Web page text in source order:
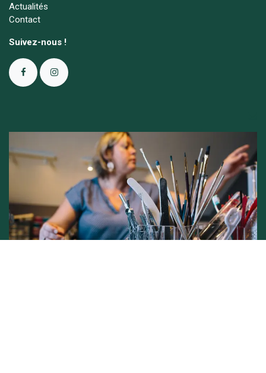
Actualités
Contact
Suivez-nous !